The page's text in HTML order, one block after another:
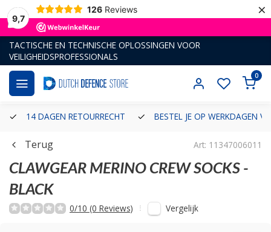
9,7
126 Reviews ×
TACTISCHE EN TECHNISCHE OPLOSSINGEN VOOR
VEILIGHEIDSPROFESSIONALS
0
14 DAGEN RETOURRECHT BESTEL JE OP WERKDAGEN
Terug Art: 11347006011
CLAWGEAR MERINO CREW SOCKS -
BLACK
0/10 (0 Reviews) Vergelijk